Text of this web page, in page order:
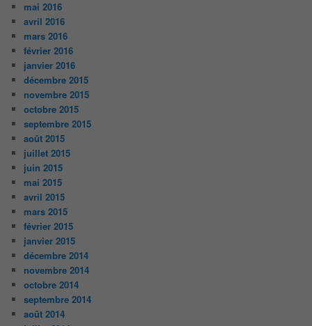
mai 2016
avril 2016
mars 2016
février 2016
janvier 2016
décembre 2015
novembre 2015
octobre 2015
septembre 2015
août 2015
juillet 2015
juin 2015
mai 2015
avril 2015
mars 2015
février 2015
janvier 2015
décembre 2014
novembre 2014
octobre 2014
septembre 2014
août 2014